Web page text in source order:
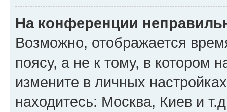
На конференции
Возможно, отображается
поясу, а не к тому, в котором
измените в личных
находитесь: Москва, Киев и